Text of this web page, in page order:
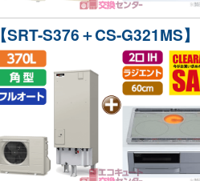
【SRT-S376＋CS-G321MS】